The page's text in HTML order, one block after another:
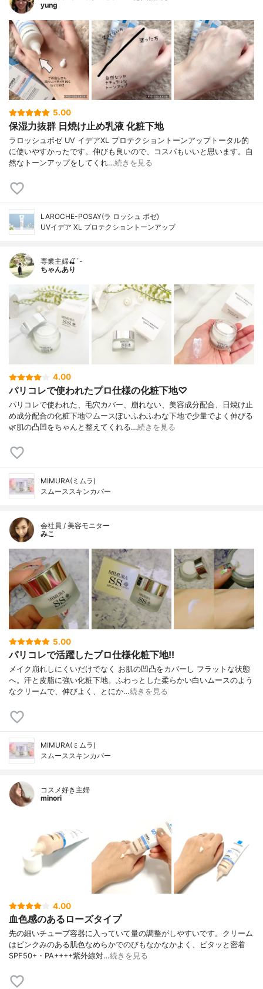
yung
5.00
保湿力抜群 日焼け止め乳液 化粧下地
ラロッシュポゼ UV イデアXL プロテクショントーンアップトータル的
に使いやすかったです。伸びも良いので、コスパもいいと思います。自
然なトーンアップをしてくれ…続きを見る
LAROCHE-POSAY(ラ ロッシュ ポゼ)
UVイデア XL プロテクショントーンアップ
専業主婦🍒´-
ちゃんあり
4.00
パリコレで使われたプロ仕様の化粧下地♡
パリコレで使われた、毛穴カバー、崩れない、美容成分配合、日焼け止
め成分配合の化粧下地🤍ムースぽいふわふわな下地で少量でよく伸びる
🌿肌の凸凹をちゃんと整えてくれる…続きを見る
MIMURA(ミムラ)
スムーススキンカバー
会社員 / 美容モニター
みこ
5.00
パリコレで活躍したプロ仕様化粧下地!!
メイク崩れしにくいだけでなく お肌の凹凸をカバーし フラットな状態
へ。汗と皮脂に強い化粧下地。ふわっとした柔らかい白いムースのよう
なクリームで、伸びよく、とにか…続きを見る
MIMURA(ミムラ)
スムーススキンカバー
コスメ好き主婦
minori
4.00
血色感のあるローズタイプ
先の細いチューブ容器に入っていて量の調整がしやすいです。クリーム
はピンクみのある肌色なめらかでのびもなかなかよく、ピタッと密着
SPF50+・PA++++紫外線対…続きを見る